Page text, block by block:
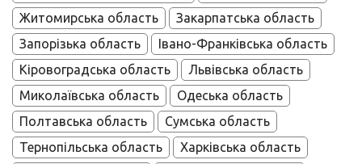
Житомирська область
Закарпатська область
Запорізька область
Івано-Франківська область
Кіровоградська область
Львівська область
Миколаївська область
Одеська область
Полтавська область
Сумська область
Тернопільська область
Харківська область